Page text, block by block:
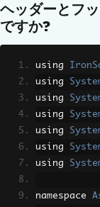
ヘッダーとフ
ですか?
using
using
using
using
using
using
using
namespace